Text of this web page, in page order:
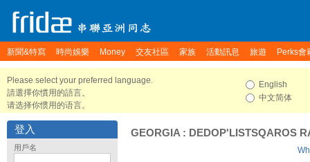
新聞&特寫 時尚娛樂 Money 交友社區 家族 活動訊息 旅遊 Perks會
Please select your preferred language.
請選擇你慣用的語言。
请选择你惯用的语言。
English
中文简体
登入
用戶名
GEORGIA : DEDOP'LISTSQAROS